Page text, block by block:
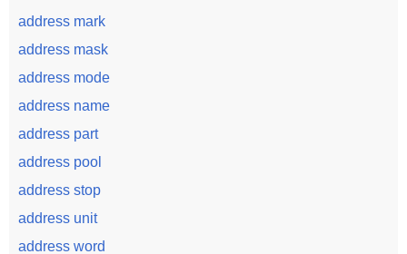
address mark
address mask
address mode
address name
address part
address pool
address stop
address unit
address word